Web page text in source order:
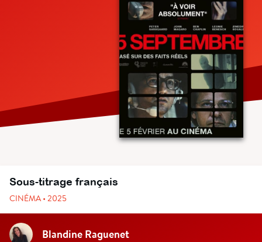
Sous-titrage français
CINÉMA • 2025
Blandine Raguenet